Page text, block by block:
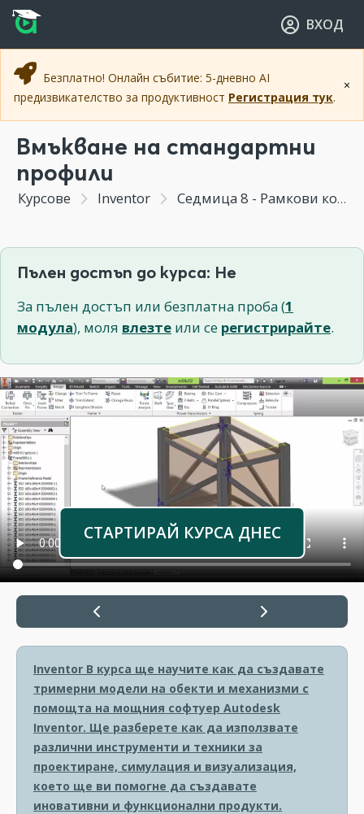
Прескочи към основното съдържание
Прескочи към навигацията
ВХОД
×
Безплатно! Онлайн събитие: 5-дневно AI
предизвикателство за продуктивност Регистрация тук.
Вмъкване на стандартни
профили
Курсове Inventor Седмица 8 - Рамкови конструкции
Пълен достъп до курса: Не
За пълен достъп или безплатна проба (1
модула), моля влезте или се регистрирайте.
СТАРТИРАЙ КУРСА ДНЕС
Inventor В курса ще научите как да създавате
тримерни модели на обекти и механизми с
помощта на мощния софтуер Autodesk
Inventor. Ще разберете как да използвате
различни инструменти и техники за
проектиране, симулация и визуализация,
което ще ви помогне да създавате
иновативни и функционални продукти.